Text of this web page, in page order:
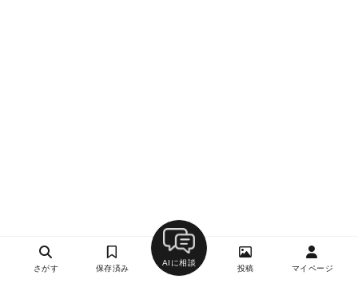
さがす 保存済み
AIに相談
投稿 マイページ